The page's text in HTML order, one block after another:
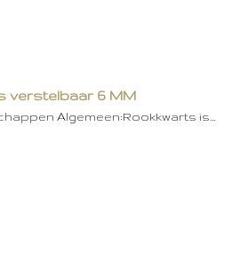
verstelbaar 6 MM
Algemeen:Rookkwarts is…